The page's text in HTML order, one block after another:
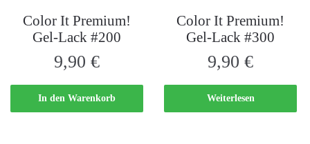
Color It Premium!
Gel-Lack #200
9,90€
In den Warenkorb
Color It Premium!
Gel-Lack #300
9,90€
Weiterlesen